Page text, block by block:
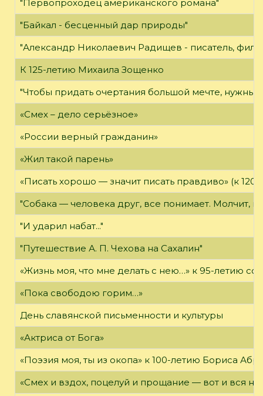
"Первопроходец американского романа"
"Байкал - бесценный дар природы"
"Александр Николаевич Радищев - писатель,
К 125-летию Михаила Зощенко
"Чтобы придать очертания большой мечте, нужны
«Смех – дело серьёзное»
«России верный гражданин»
«Жил такой парень»
«Писать хорошо — значит писать правдиво» (к
"Собака — человека друг, все понимает. Молчит,
"И ударил набат..."
"Путешествие А. П. Чехова на Сахалин"
«Жизнь моя, что мне делать с нею…» к 95-летию
«Пока свободою горим…»
День славянской письменности и культуры
«Актриса от Бога»
«Поэзия моя, ты из окопа» к 100-летию Бориса
«Смех и вздох, поцелуй и прощание — вот и вся